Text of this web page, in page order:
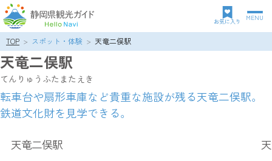
グ
ロ
ビ
お気に入り MENU
パ
ン
ク
ズ
リ
ス
TOP スポット・体験 天竜二俣駅
天竜二俣駅
てんりゅうふたまたえき
転車台や扇形車庫など貴重な施設が残る天竜二俣駅。
鉄道文化財を見学できる。
天竜二俣駅